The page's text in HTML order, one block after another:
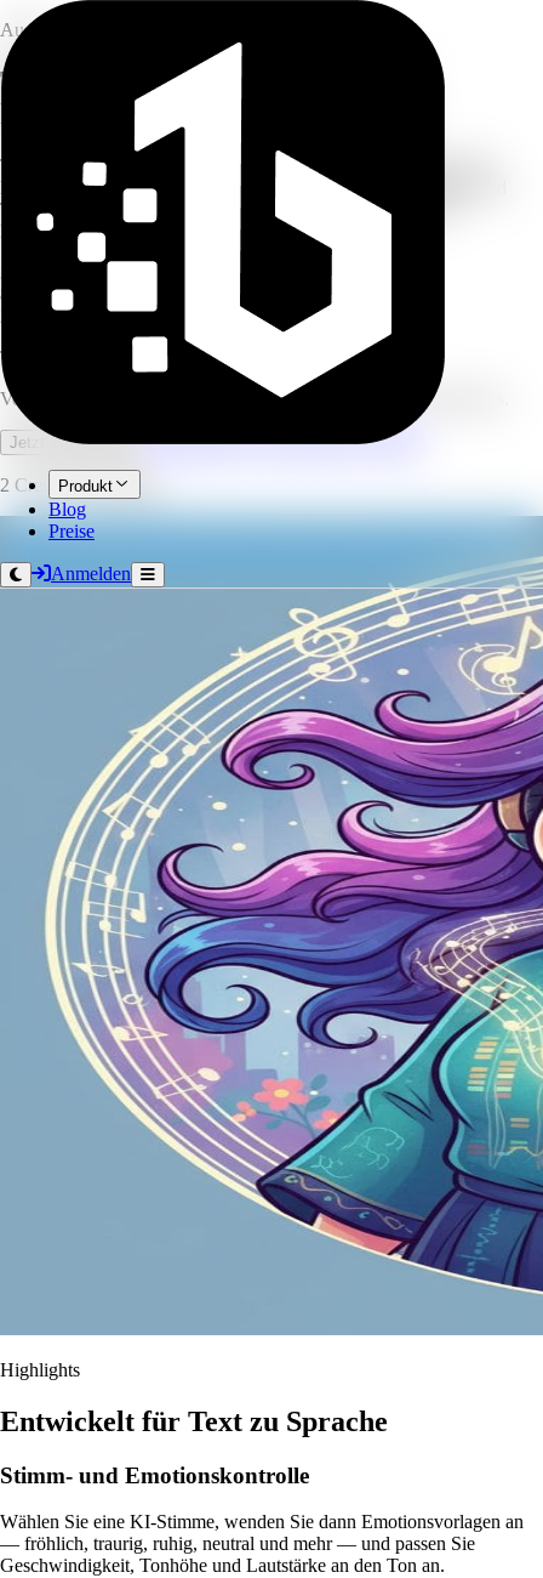
Produkt
Blog
Preise
Anmelden
Audio
Text und Dokumente in natürlich
klingendes Voiceover verwandeln
Text einfügen oder Dokument hochladen — TXT, PDF, DOCX,
PPTX oder VTT. Stimme wählen, Emotion, Geschwindigkeit und
Tonhöhe einstellen, fertig. Entwickelt für lange Skripte und
Dokumente.
30
80+
Sprachen
Zeichen pro Durchgang
Text zu Sprache
Verwandeln Sie Text und Dokumente in natürliche KI-Voiceovers.
Jetzt ausprobieren Vollständigen Arbeitsbereich öffnen
2 Credits pro Minute.
Highlights
Entwickelt für Text zu Sprache
Stimm- und Emotionskontrolle
Wählen Sie eine KI-Stimme, wenden Sie dann Emotionsvorlagen an
— fröhlich, traurig, ruhig, neutral und mehr — und passen Sie
Geschwindigkeit, Tonhöhe und Lautstärke an den Ton an.